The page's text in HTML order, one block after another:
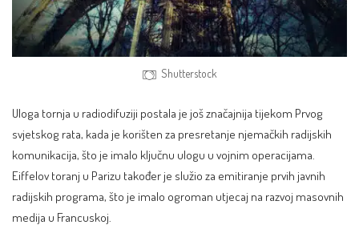
Shutterstock
Uloga tornja u radiodifuziji postala je još značajnija tijekom Prvog
svjetskog rata, kada je korišten za presretanje njemačkih radijskih
komunikacija, što je imalo ključnu ulogu u vojnim operacijama.
Eiffelov toranj u Parizu također je služio za emitiranje prvih javnih
radijskih programa, što je imalo ogroman utjecaj na razvoj masovnih
medija u Francuskoj.